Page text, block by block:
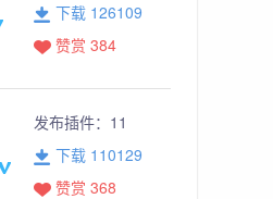
下载 126109
赞赏 384
发布插件： 11
下载 110129
赞赏 368